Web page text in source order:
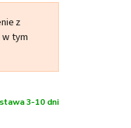
z
w tym
3-10 dni